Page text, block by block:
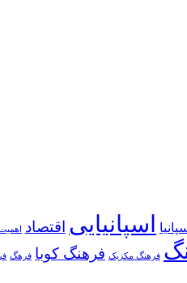
اسپانیایی اقتصاد
فرهنگ مکزیک فرهنگ کوبا فرهگ